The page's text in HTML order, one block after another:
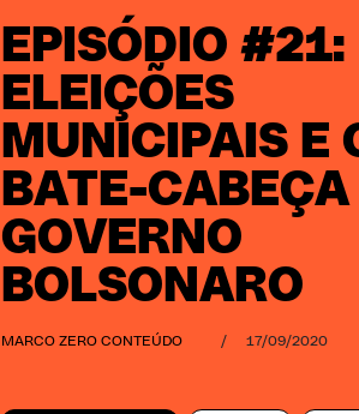
EPISÓDIO #21:
ELEIÇÕES
MUNICIPAIS E
BATE-CABEÇA
GOVERNO
BOLSONARO
MARCO ZERO CONTEÚDO / 17/09/2020